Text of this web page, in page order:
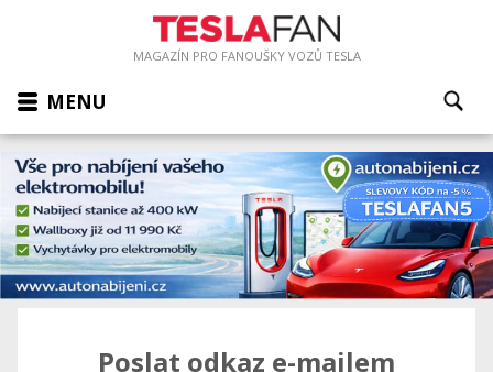
MAGAZÍN PRO FANOUŠKY VOZŮ TESLA
MENU
Poslat odkaz e-mailem